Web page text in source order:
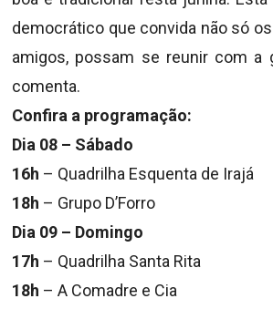
democrático que convida não só
amigos, possam se reunir com a
comenta.
Confira a programação:
Dia 08 – Sábado
16h – Quadrilha Esquenta de Irajá
18h – Grupo D’Forro
Dia 09 – Domingo
17h – Quadrilha Santa Rita
18h – A Comadre e Cia